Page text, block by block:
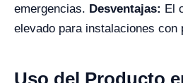
emergencias. Desventajas: El
elevado para instalaciones con
Uso del Producto